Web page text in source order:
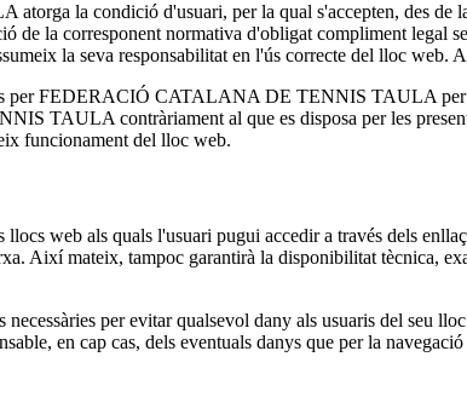
la condició d'usuari, per la qual s'accepten, des
de la corresponent normativa d'obligat compliment
la seva responsabilitat en l'ús correcte del lloc web.
per FEDERACIÓ CATALANA DE TENNIS TAULA per
TAULA contràriament al que es disposa per les
funcionament del lloc web.
als quals l'usuari pugui accedir a través dels
Així mateix, tampoc garantirà la disponibilitat tècnica,
per evitar qualsevol dany als usuaris del seu
en cap cas, dels eventuals danys que per la navegació